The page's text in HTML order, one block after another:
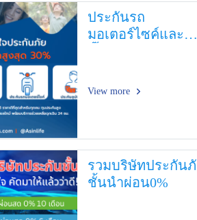
ประกันรถ
มอเตอร์ไซค์และ
View more
รวมบริษัทประกัน
ชั้นนำผ่อน0%